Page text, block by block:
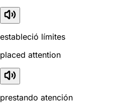
estableció límites
placed attention
prestando atención